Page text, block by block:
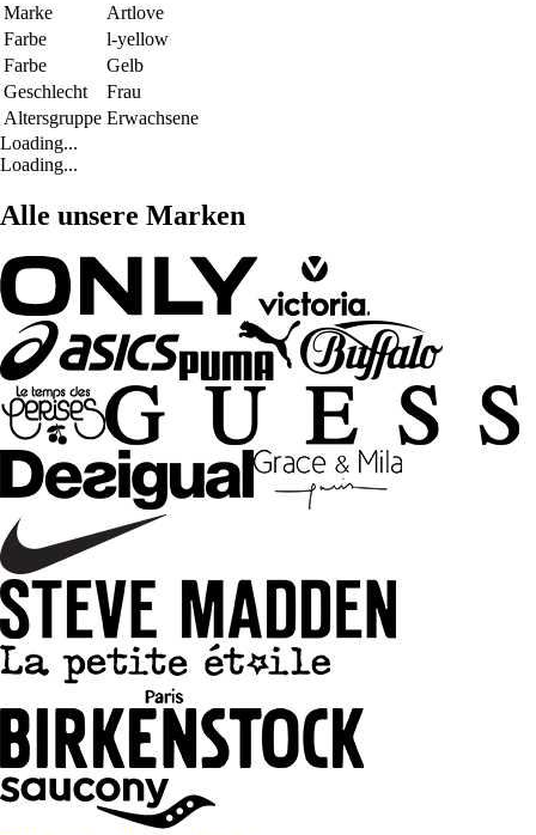
Marke
Artlove
Farbe
l-yellow
Farbe
Gelb
Geschlecht
Frau
Altersgruppe Erwachsene
Loading...
Loading...
Alle unsere Marken